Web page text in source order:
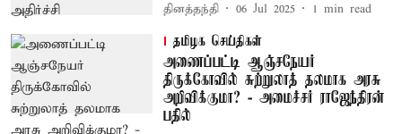
தினத்தந்தி 06 Jul 2025 1 min read
தமிழக செய்திகள்
அணைப்பட்டி ஆஞ்சநேயர்
திருக்கோவில் சுற்றுலாத் தலமாக அரசு
அறிவிக்குமா? - அமைச்சர் ராஜேந்திரன்
பதில்